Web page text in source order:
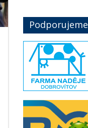
Podporujeme